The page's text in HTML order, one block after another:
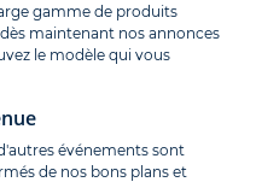
gamme de produits
maintenant nos annonces
le modèle qui vous
événements sont
de nos bons plans et